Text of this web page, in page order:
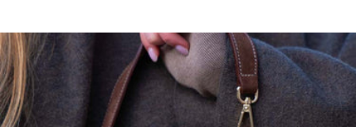
Ajoutez 1 centimètre supplémentaire par taille.
Ce modèle a une coupe ample, prenez votre taille habituelle.
Si vous hésitez entre deux tailles prenez la taille supérieure.
maison héritage s'engage…
Nos pièces sont certifiées:
OEKO-TEX, premier label textile garantissant l'absence de substance